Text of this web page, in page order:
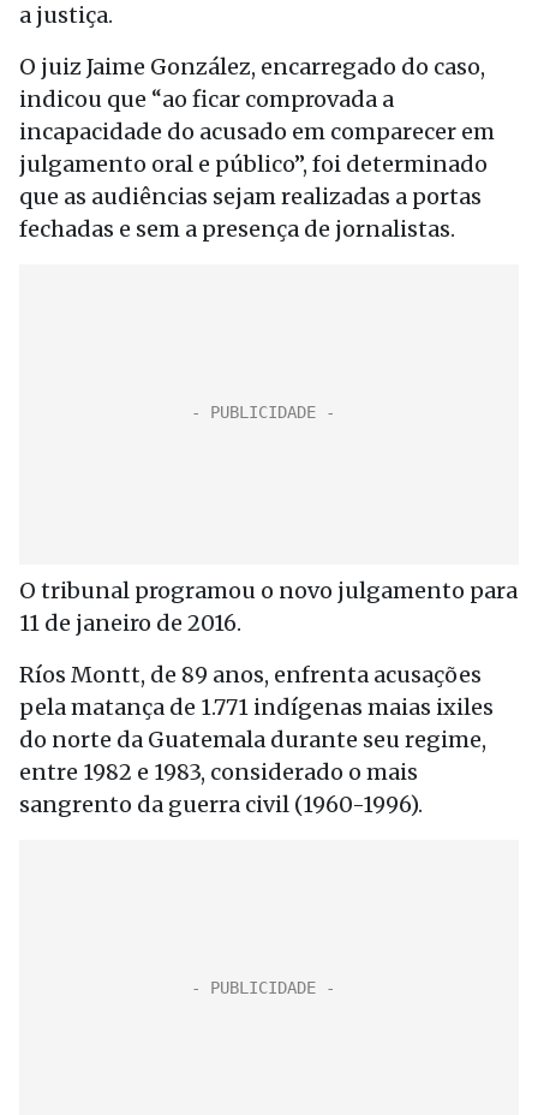
a justiça.
O juiz Jaime González, encarregado do caso,
indicou que “ao ficar comprovada a
incapacidade do acusado em comparecer em
julgamento oral e público”, foi determinado
que as audiências sejam realizadas a portas
fechadas e sem a presença de jornalistas.
O tribunal programou o novo julgamento para
11 de janeiro de 2016.
Ríos Montt, de 89 anos, enfrenta acusações
pela matança de 1.771 indígenas maias ixiles
do norte da Guatemala durante seu regime,
entre 1982 e 1983, considerado o mais
sangrento da guerra civil (1960-1996).